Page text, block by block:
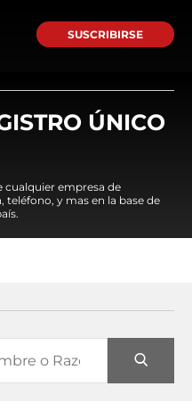
SUSCRIBIRSE
ÚNICO
cualquier empresa de
y mas en la base de